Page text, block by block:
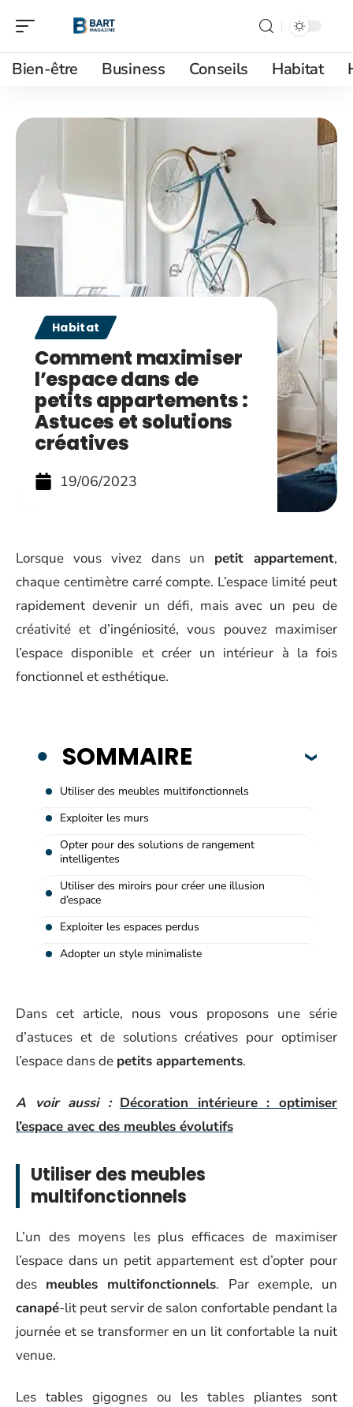
Bien-être Business Conseils Habitat
Habitat
Comment maximiser
l’espace dans de
petits appartements :
Astuces et solutions
créatives
19/06/2023
Lorsque vous vivez dans un petit appartement,
chaque centimètre carré compte. L’espace limité peut
rapidement devenir un défi, mais avec un peu de
créativité et d’ingéniosité, vous pouvez maximiser
l’espace disponible et créer un intérieur à la fois
fonctionnel et esthétique.
SOMMAIRE
Utiliser des meubles multifonctionnels
Exploiter les murs
Opter pour des solutions de rangement
intelligentes
Utiliser des miroirs pour créer une illusion
d’espace
Exploiter les espaces perdus
Adopter un style minimaliste
Dans cet article, nous vous proposons une série
d’astuces et de solutions créatives pour optimiser
l’espace dans de petits appartements.
A voir aussi : Décoration intérieure : optimiser
l’espace avec des meubles évolutifs
Utiliser des meubles
multifonctionnels
L’un des moyens les plus efficaces de maximiser
l’espace dans un petit appartement est d’opter pour
des meubles multifonctionnels. Par exemple, un
canapé-lit peut servir de salon confortable pendant la
journée et se transformer en un lit confortable la nuit
venue.
Les tables gigognes ou les tables pliantes sont